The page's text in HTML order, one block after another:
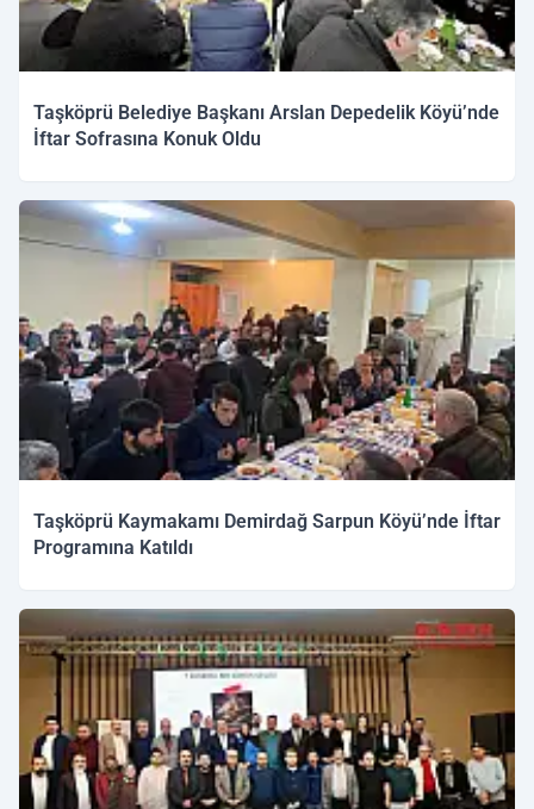
Taşköprü Belediye Başkanı Arslan Depedelik Köyü’nde
İftar Sofrasına Konuk Oldu
Taşköprü Kaymakamı Demirdağ Sarpun Köyü’nde İftar
Programına Katıldı